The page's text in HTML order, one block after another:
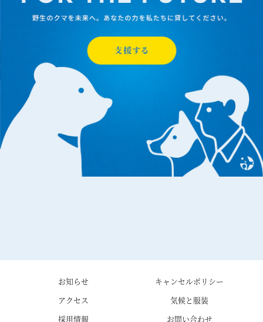
お知らせ
キャンセルポリシー
アクセス
気候と服装
採用情報
お問い合わせ